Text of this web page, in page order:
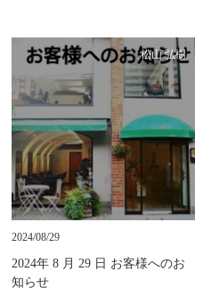
松山 弘樹
2024/08/29
2024年 8 月 29 日 お客様へのお
知らせ